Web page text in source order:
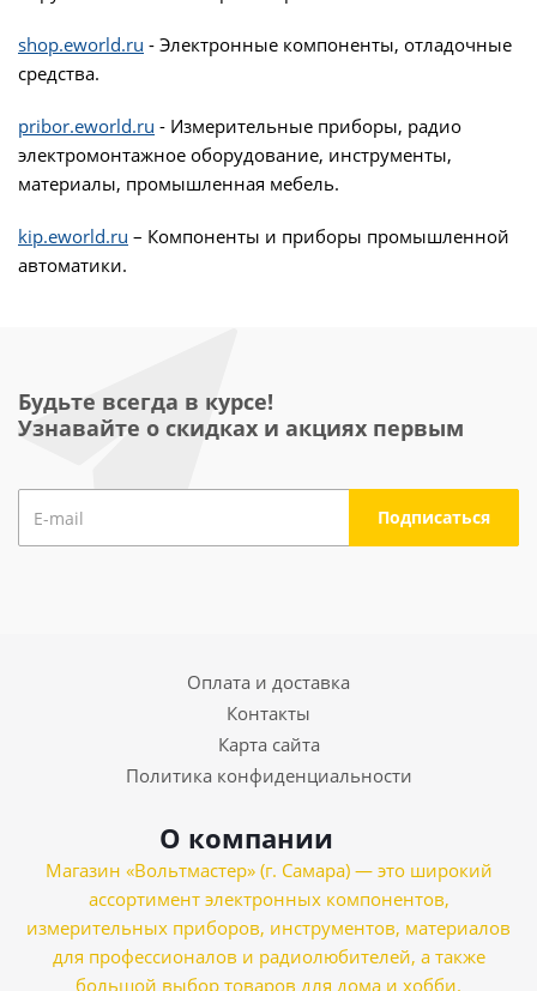
shop.eworld.ru - Электронные компоненты, отладочные
средства.
pribor.eworld.ru - Измерительные приборы, радио
электромонтажное оборудование, инструменты,
материалы, промышленная мебель.
kip.eworld.ru – Компоненты и приборы промышленной
автоматики.
Будьте всегда в курсе!
Узнавайте о скидках и акциях первым
Оплата и доставка
Контакты
Карта сайта
Политика конфиденциальности
О компании
Магазин «Вольтмастер» (г. Самара) — это широкий
ассортимент электронных компонентов,
измерительных приборов, инструментов, материалов
для профессионалов и радиолюбителей, а также
большой выбор товаров для дома и хобби.